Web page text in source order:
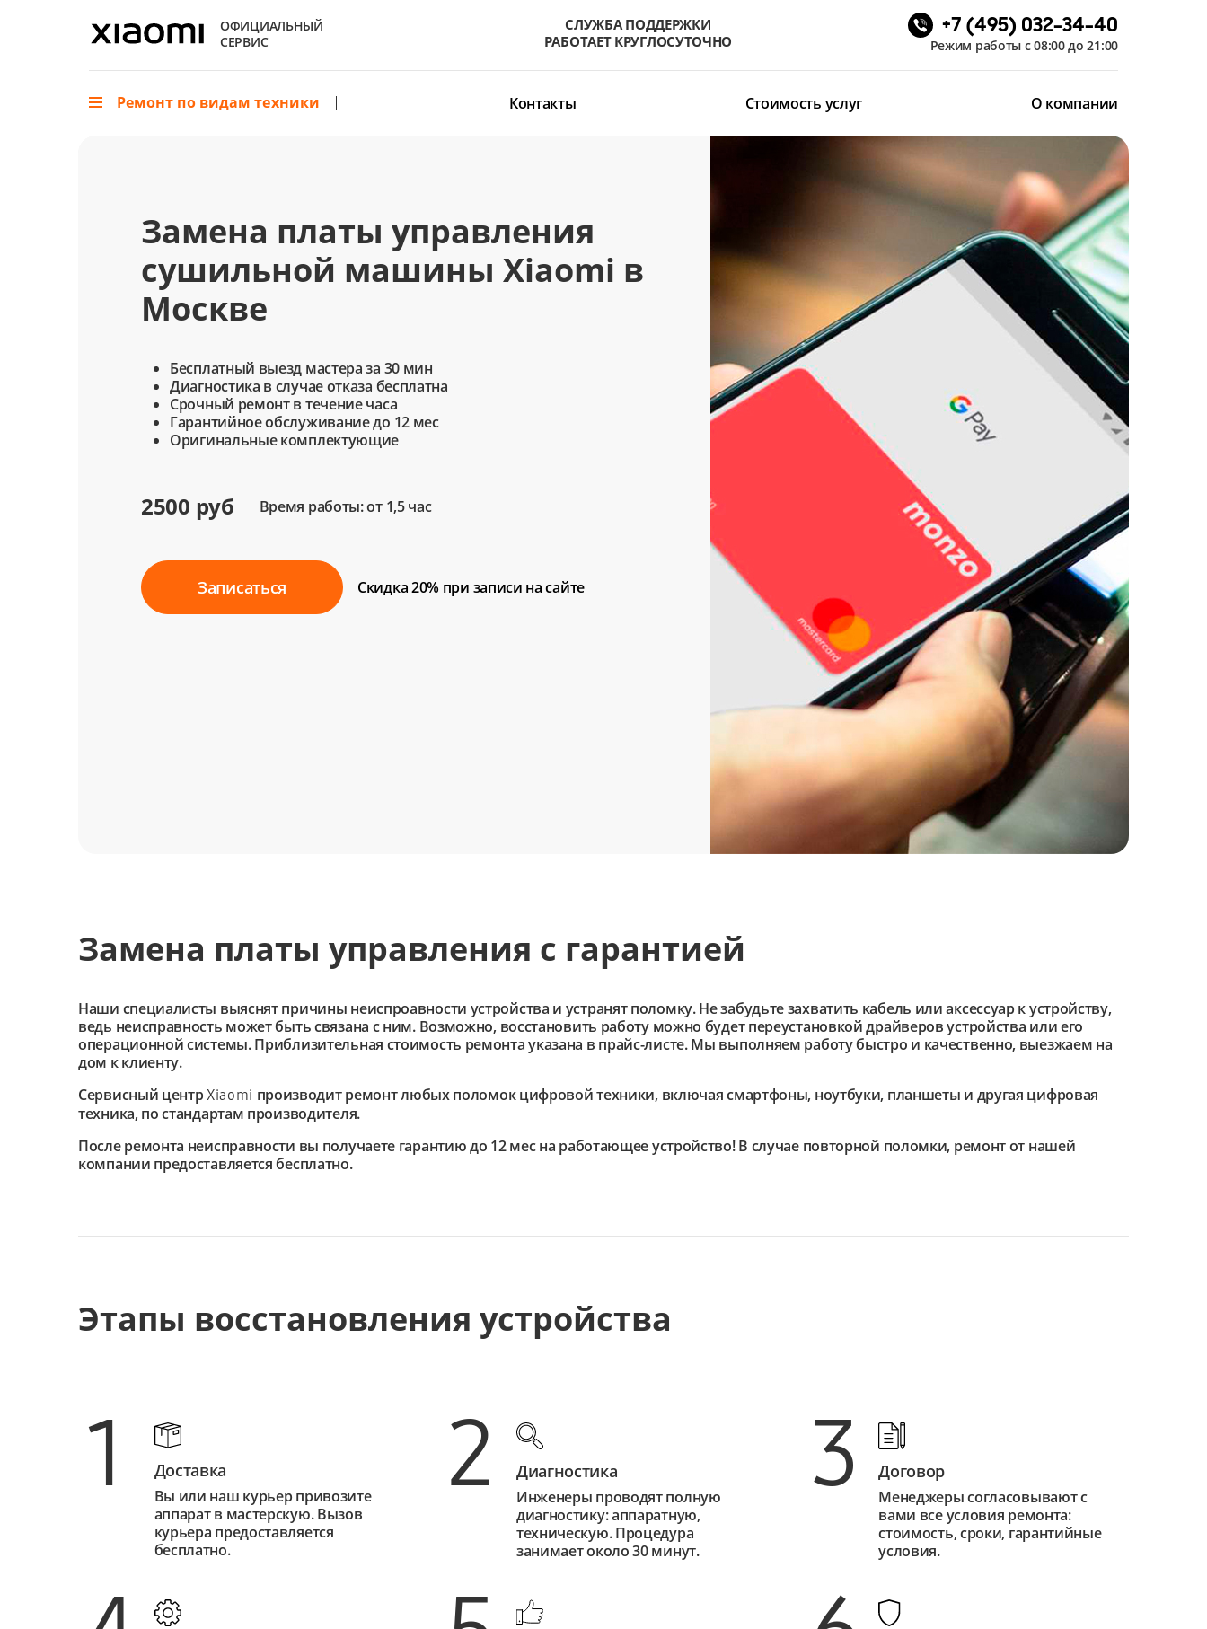
ОФИЦИАЛЬНЫЙ
СЕРВИС
СЛУЖБА ПОДДЕРЖКИ
РАБОТАЕТ КРУГЛОСУТОЧНО
+7 (495) 032-34-40
Режим работы с 08:00 до 21:00
Ремонт по видам техники Контакты Стоимость услуг О компании
Замена платы управления
сушильной машины Xiaomi в
Москве
Бесплатный выезд мастера за 30 мин
Диагностика в случае отказа бесплатна
Срочный ремонт в течение часа
Гарантийное обслуживание до 12 мес
Оригинальные комплектующие
2500 руб Время работы: от 1,5 час
Записаться Скидка 20% при записи на сайте
Замена платы управления с гарантией
Наши специалисты выяснят причины неиспроавности устройства и устранят поломку. Не забудьте захватить кабель или аксессуар к устройству,
ведь неисправность может быть связана с ним. Возможно, восстановить работу можно будет переустановкой драйверов устройства или его
операционной системы. Приблизительная стоимость ремонта указана в прайс-листе. Мы выполняем работу быстро и качественно, выезжаем на
дом к клиенту.
Сервисный центрXiaomi производит ремонт любых поломок цифровой техники, включая смартфоны, ноутбуки, планшеты и другая цифровая
техника, по стандартам производителя.
После ремонта неисправности вы получаете гарантию до 12 мес на работающее устройство! В случае повторной поломки, ремонт от нашей
компании предоставляется бесплатно.
Этапы восстановления устройства
1 Доставка
Вы или наш курьер привозите
аппарат в мастерскую. Вызов
курьера предоставляется
бесплатно.
2 Диагностика
Инженеры проводят полную
диагностику: аппаратную,
техническую. Процедура
занимает около 30 минут.
3 Договор
Менеджеры согласовывают с
вами все условия ремонта:
стоимость, сроки, гарантийные
условия.